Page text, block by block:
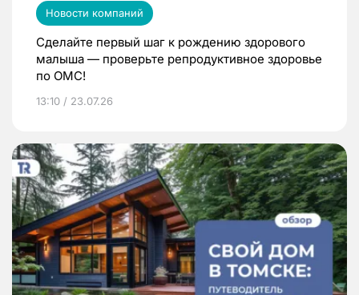
Новости компаний
Сделайте первый шаг к рождению здорового
малыша — проверьте репродуктивное здоровье
по ОМС!
13:10 / 23.07.26